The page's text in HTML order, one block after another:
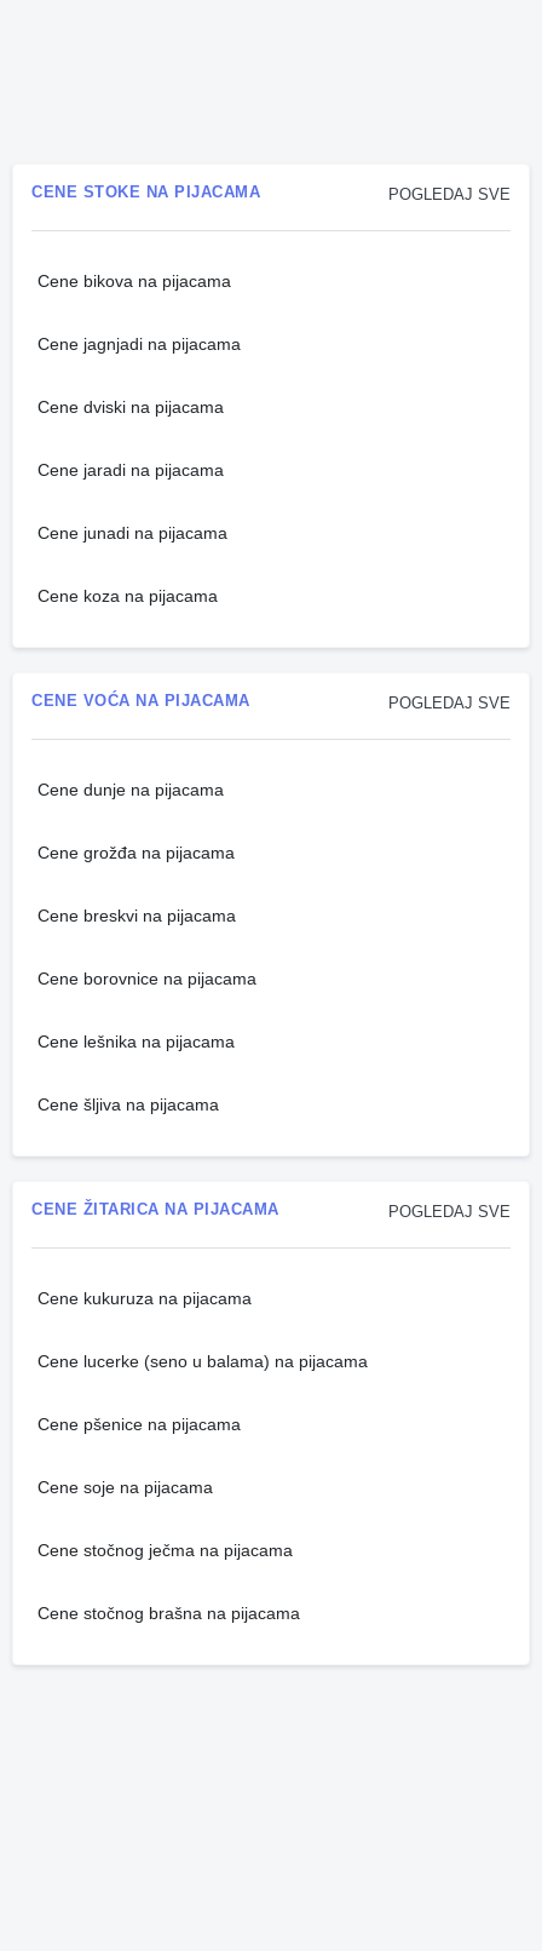
POGLEDAJ SVE
CENE STOKE NA PIJACAMA
Cene bikova na pijacama
Cene jagnjadi na pijacama
Cene dviski na pijacama
Cene jaradi na pijacama
Cene junadi na pijacama
Cene koza na pijacama
POGLEDAJ SVE
CENE VOĆA NA PIJACAMA
Cene dunje na pijacama
Cene grožđa na pijacama
Cene breskvi na pijacama
Cene borovnice na pijacama
Cene lešnika na pijacama
Cene šljiva na pijacama
POGLEDAJ SVE
CENE ŽITARICA NA PIJACAMA
Cene kukuruza na pijacama
Cene lucerke (seno u balama) na pijacama
Cene pšenice na pijacama
Cene soje na pijacama
Cene stočnog ječma na pijacama
Cene stočnog brašna na pijacama